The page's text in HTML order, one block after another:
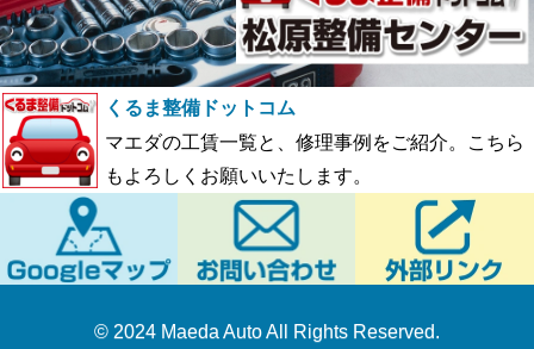
くるま整備ドットコム
マエダの工賃一覧と、修理事例をご紹介。こちら
もよろしくお願いいたします。
© 2024 Maeda Auto All Rights Reserved.